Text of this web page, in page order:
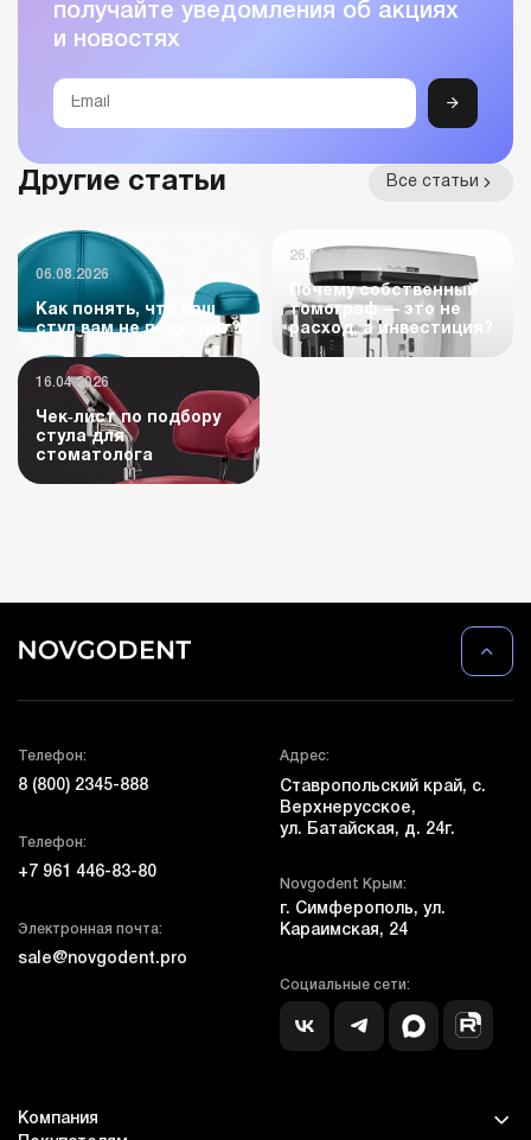
получайте уведомления об акциях
и новостях
Другие статьи Все статьи
06.08.2026
Как понять, что ваш
стул вам не подходит?
26.06.2026
Почему собственный
томограф — это не
расход, а инвестиция?
16.04.2026
Чек‑лист по подбору
стула для
стоматолога
Телефон:
8 (800) 2345-888
Телефон:
+7 961 446-83-80
Электронная почта:
sale@novgodent.pro
Адрес:
Ставропольский край, с.
Верхнерусское,
ул. Батайская, д. 24г.
Novgodent Крым:
г. Симферополь, ул.
Караимская, 24
Социальные сети:
Компания